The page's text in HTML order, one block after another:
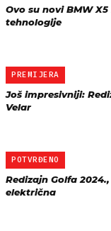
Ovo su novi BMW
tehnologije
PREMIJERA
Još impresivniji:
Velar
POTVRĐENO
Redizajn Golfa
električna